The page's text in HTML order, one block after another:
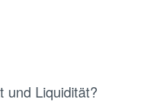
und Liquidität?